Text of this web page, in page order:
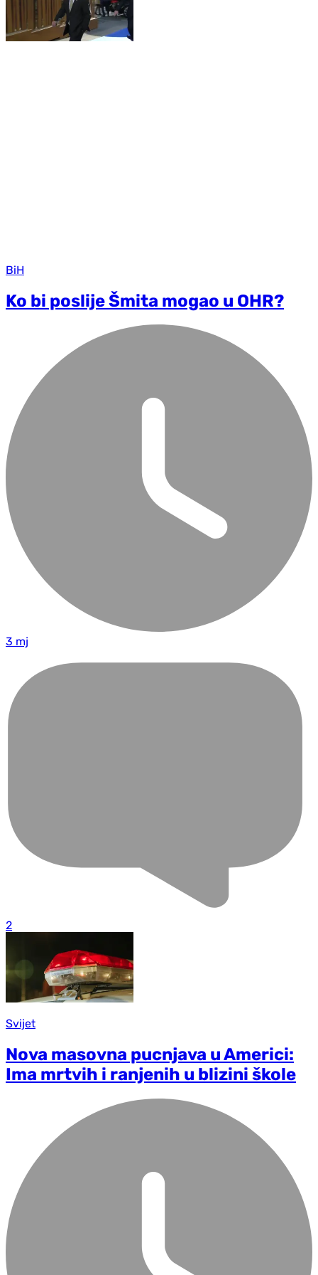
BiH
Ko bi poslije Šmita mogao u OHR?
3 mj
2
Svijet
Nova masovna pucnjava u Americi:
Ima mrtvih i ranjenih u blizini škole